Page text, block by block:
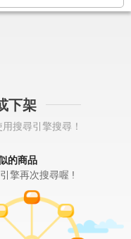
下架
搜尋引擎搜尋！
的商品
擎再次搜尋喔 !